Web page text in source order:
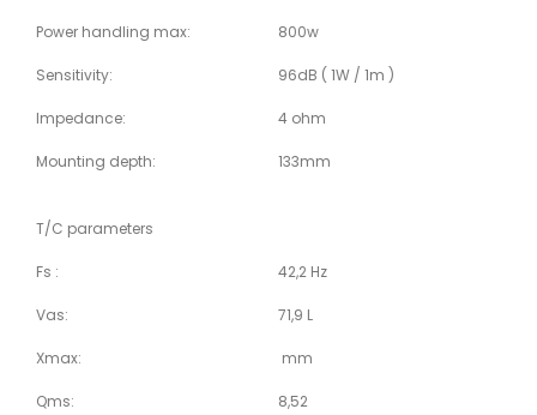
Power handling max: 800w
Sensitivity: 96dB ( 1W / 1m )
Impedance: 4 ohm
Mounting depth: 133mm
T/C parameters
Fs : 42,2 Hz
Vas: 71,9 L
Xmax: mm
Qms: 8,52